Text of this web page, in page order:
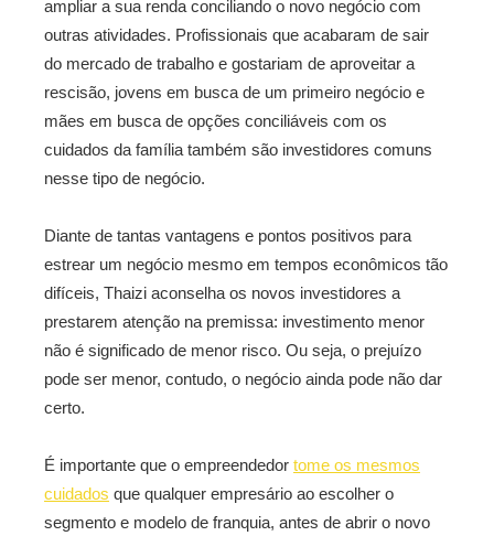
ampliar a sua renda conciliando o novo negócio com
outras atividades. Profissionais que acabaram de sair
do mercado de trabalho e gostariam de aproveitar a
rescisão, jovens em busca de um primeiro negócio e
mães em busca de opções conciliáveis com os
cuidados da família também são investidores comuns
nesse tipo de negócio.
Diante de tantas vantagens e pontos positivos para
estrear um negócio mesmo em tempos econômicos tão
difíceis, Thaizi aconselha os novos investidores a
prestarem atenção na premissa: investimento menor
não é significado de menor risco. Ou seja, o prejuízo
pode ser menor, contudo, o negócio ainda pode não dar
certo.
É importante que o empreendedor tome os mesmos
cuidados que qualquer empresário ao escolher o
segmento e modelo de franquia, antes de abrir o novo